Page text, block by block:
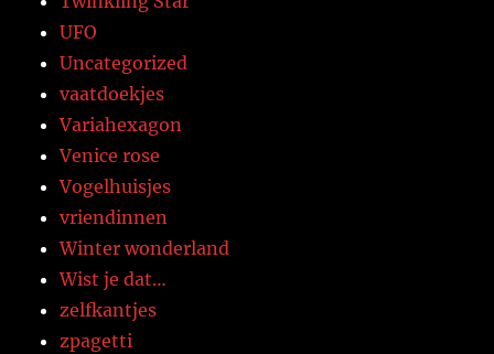
UFO
Uncategorized
vaatdoekjes
Variahexagon
Venice rose
Vogelhuisjes
vriendinnen
Winter wonderland
Wist je dat…
zelfkantjes
zpagetti